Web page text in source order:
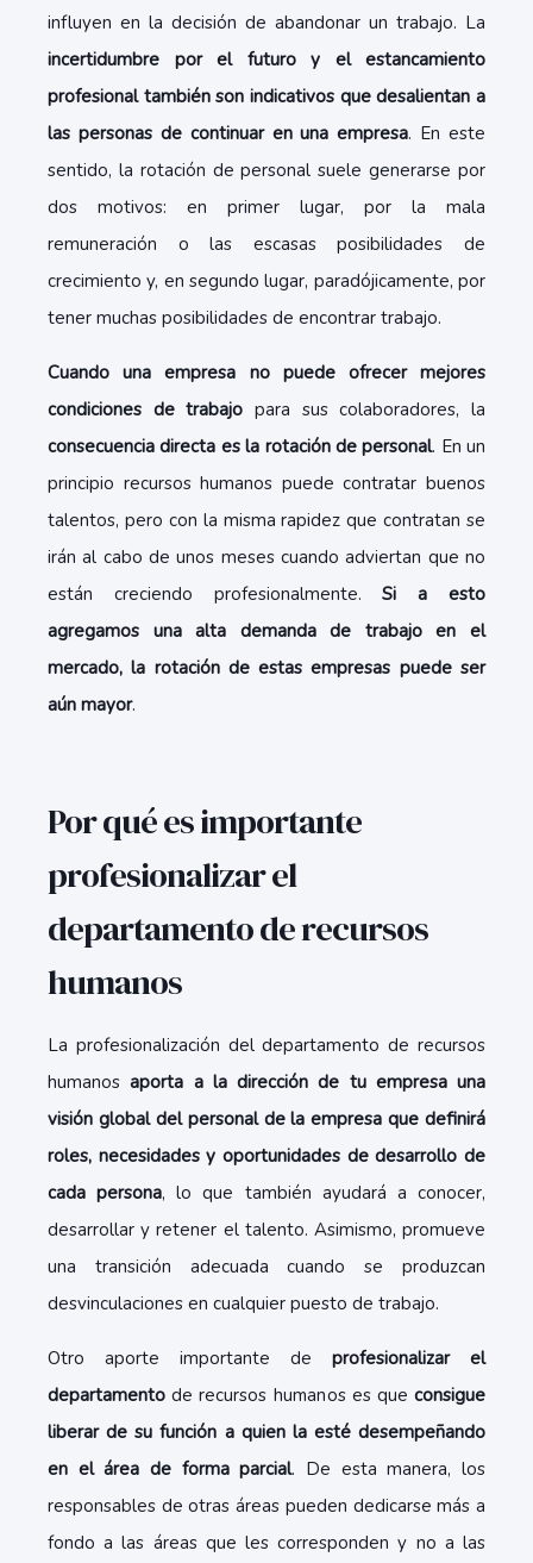
influyen en la decisión de abandonar un trabajo. La
incertidumbre por el futuro y el estancamiento
profesional también son indicativos que desalientan a
las personas de continuar en una empresa. En este
sentido, la rotación de personal suele generarse por
dos motivos: en primer lugar, por la mala
remuneración o las escasas posibilidades de
crecimiento y, en segundo lugar, paradójicamente, por
tener muchas posibilidades de encontrar trabajo.
Cuando una empresa no puede ofrecer mejores
condiciones de trabajo para sus colaboradores, la
consecuencia directa es la rotación de personal. En un
principio recursos humanos puede contratar buenos
talentos, pero con la misma rapidez que contratan se
irán al cabo de unos meses cuando adviertan que no
están creciendo profesionalmente.Si a esto
agregamos una alta demanda de trabajo en el
mercado, la rotación de estas empresas puede ser
aún mayor.
Por qué es importante
profesionalizar el
departamento de recursos
humanos
La profesionalización del departamento de recursos
humanosaporta a la dirección de tu empresa una
visión global del personal de la empresa que definirá
roles, necesidades y oportunidades de desarrollo de
cada persona, lo que también ayudará a conocer,
desarrollar y retener el talento. Asimismo, promueve
una transición adecuada cuando se produzcan
desvinculaciones en cualquier puesto de trabajo.
Otro aporte importante de profesionalizar el
departamento de recursos humanos es que consigue
liberar de su función a quien la esté desempeñando
en el área de forma parcial. De esta manera, los
responsables de otras áreas pueden dedicarse más a
fondo a las áreas que les corresponden y no a las